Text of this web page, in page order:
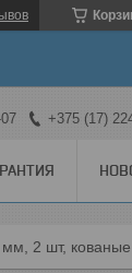
+375 (17)
мм, 2 шт,